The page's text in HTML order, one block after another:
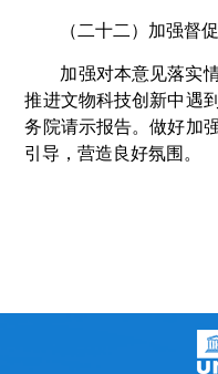
（二十二）加强督
加强对本意见落实
推进文物科技创新中遇
务院请示报告。做好加
引导，营造良好氛围。